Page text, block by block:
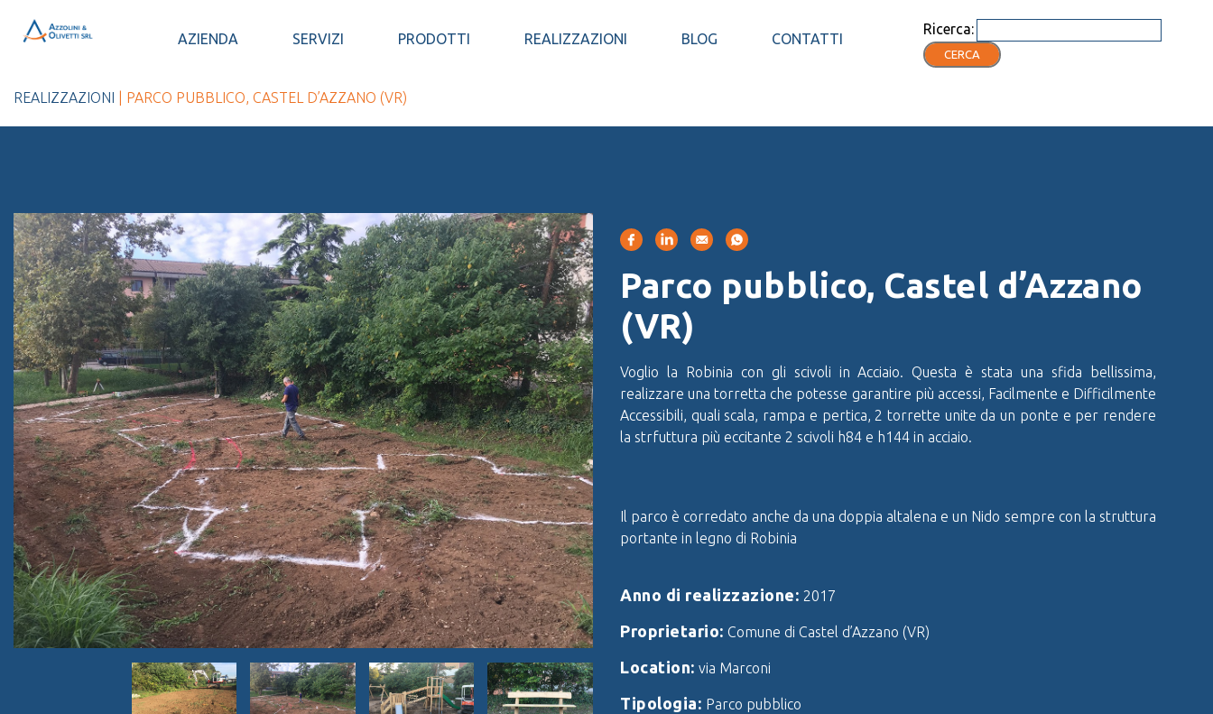
AZIENDA SERVIZI PRODOTTI REALIZZAZIONI BLOG CONTATTI
Ricerca:
CERCA
REALIZZAZIONI | PARCO PUBBLICO, CASTEL D’AZZANO (VR)
Parco pubblico, Castel d’Azzano
(VR)
Voglio la Robinia con gli scivoli in Acciaio. Questa è stata una sfida bellissima,
realizzare una torretta che potesse garantire più accessi, Facilmente e Difficilmente
Accessibili, quali scala, rampa e pertica, 2 torrette unite da un ponte e per rendere
la strfuttura più eccitante 2 scivoli h84 e h144 in acciaio.
Il parco è corredato anche da una doppia altalena e un Nido sempre con la struttura
portante in legno di Robinia
Anno di realizzazione: 2017
Proprietario: Comune di Castel d’Azzano (VR)
Location: via Marconi
Tipologia: Parco pubblico